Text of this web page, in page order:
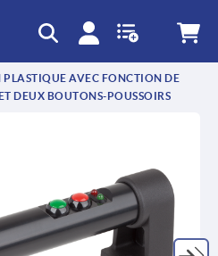
PLASTIQUE AVEC FONCTION DE
DEUX BOUTONS-POUSSOIRS